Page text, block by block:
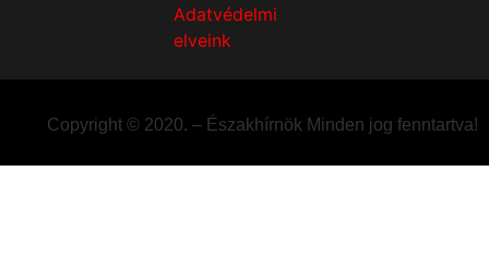
Adatvédelmi
elveink
Copyright © 2020. – Északhírnök Minden jog fenntartva!